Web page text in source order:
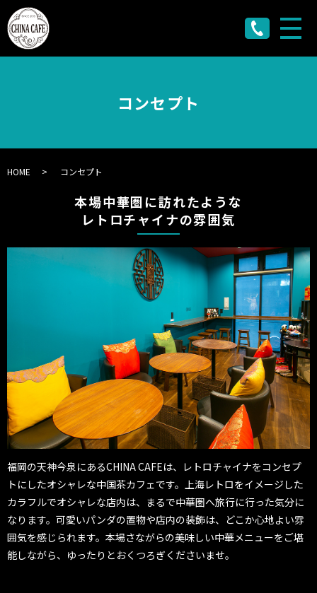
メ
コンセプト
HOME コンセプト
本場中華圏に訪れたような
レトロチャイナの雰囲気
福岡の天神今泉にあるCHINA CAFEは、レトロチャイナをコンセプ
トにしたオシャレな中国茶カフェです。上海レトロをイメージした
カラフルでオシャレな店内は、まるで中華圏へ旅行に行った気分に
なります。可愛いパンダの置物や店内の装飾は、どこか心地よい雰
囲気を感じられます。本場さながらの美味しい中華メニューをご堪
能しながら、ゆったりとおくつろぎくださいませ。